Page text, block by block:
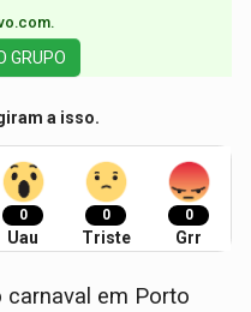
GRUPO
a isso.
0
Uau
0
Triste
0
Grr
carnaval em Porto